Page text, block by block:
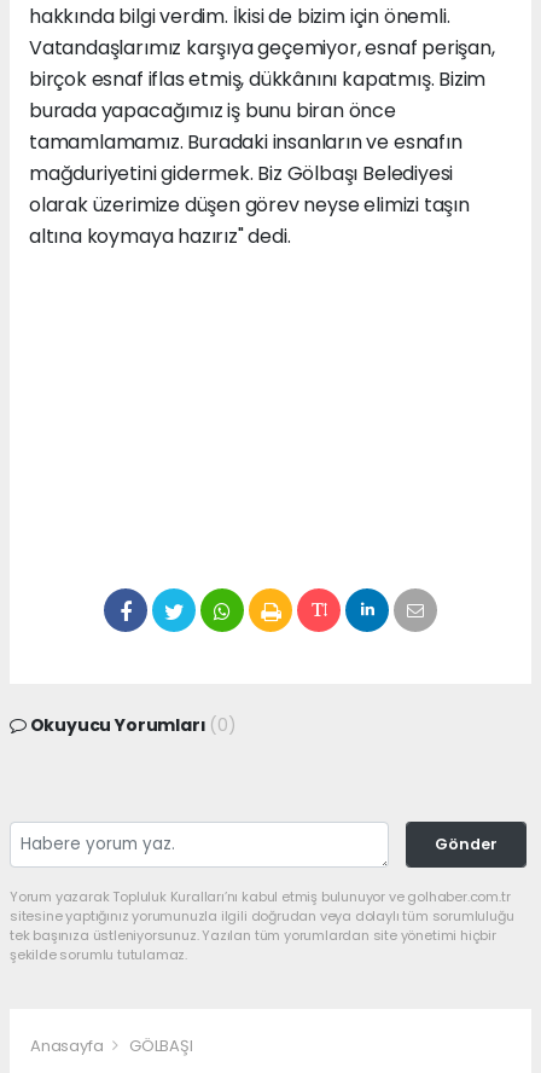
hakkında bilgi verdim. İkisi de bizim için önemli.
Vatandaşlarımız karşıya geçemiyor, esnaf perişan,
birçok esnaf iflas etmiş, dükkânını kapatmış. Bizim
burada yapacağımız iş bunu biran önce
tamamlamamız. Buradaki insanların ve esnafın
mağduriyetini gidermek. Biz Gölbaşı Belediyesi
olarak üzerimize düşen görev neyse elimizi taşın
altına koymaya hazırız" dedi.
Okuyucu Yorumları (0)
Gönder
Yorum yazarak Topluluk Kuralları’nı kabul etmiş bulunuyor ve golhaber.com.tr
sitesine yaptığınız yorumunuzla ilgili doğrudan veya dolaylı tüm sorumluluğu
tek başınıza üstleniyorsunuz. Yazılan tüm yorumlardan site yönetimi hiçbir
şekilde sorumlu tutulamaz.
Anasayfa GÖLBAŞI